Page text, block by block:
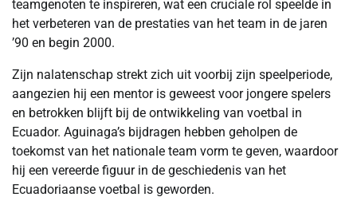
teamgenoten te inspireren, wat een cruciale rol speelde in
het verbeteren van de prestaties van het team in de jaren
’90 en begin 2000.
Zijn nalatenschap strekt zich uit voorbij zijn speelperiode,
aangezien hij een mentor is geweest voor jongere spelers
en betrokken blijft bij de ontwikkeling van voetbal in
Ecuador. Aguinaga’s bijdragen hebben geholpen de
toekomst van het nationale team vorm te geven, waardoor
hij een vereerde figuur in de geschiedenis van het
Ecuadoriaanse voetbal is geworden.